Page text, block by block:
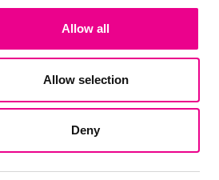
Allow all
Allow selection
Deny